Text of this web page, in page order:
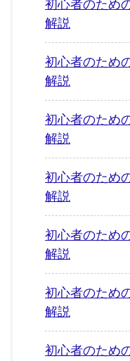
初心者のため
解説
初心者のため
解説
初心者のため
解説
初心者のため
解説
初心者のため
解説
初心者のため
解説
初心者のため